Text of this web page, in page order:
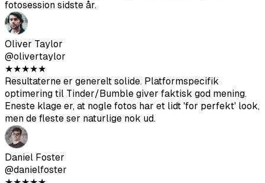
optimering til Tinder/Bumble giver faktisk god mening.
Eneste klage er, at nogle fotos har et lidt 'for perfekt' look,
men de fleste ser naturlige nok ud.
Daniel Foster
@danielfoster
★
★
★
De bedste 49 $ jeg har brugt på datingapps, ingen tvivl.
Kiggede på fotografer, der tog 300+ $ for en brøkdel af
fotos. Fik 120 fotos her, og ca. 30 af dem er faktisk
brugbare.